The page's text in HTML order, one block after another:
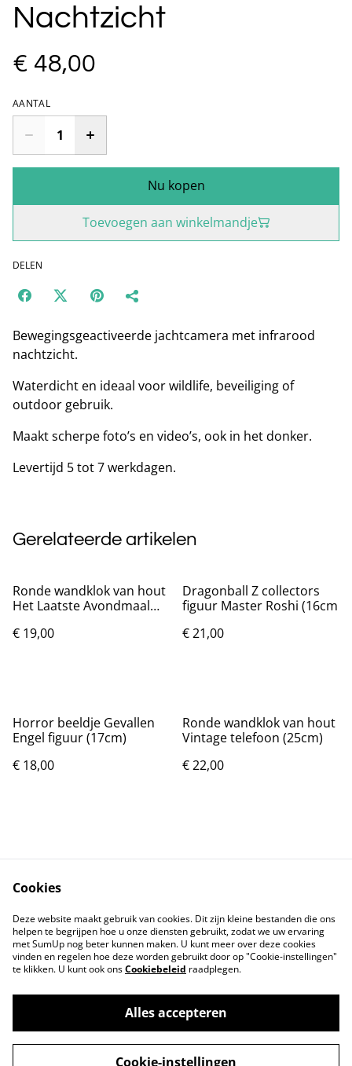
Nachtzicht
€ 48,00
AANTAL
Nu kopen
Toevoegen aan winkelmandje
DELEN
Bewegingsgeactiveerde jachtcamera met infrarood
nachtzicht.
Waterdicht en ideaal voor wildlife, beveiliging of
outdoor gebruik.
Maakt scherpe foto’s en video’s, ook in het donker.
Levertijd 5 tot 7 werkdagen.
Gerelateerde artikelen
Ronde wandklok van hout
Het Laatste Avondmaal
€ 19,00
Dragonball Z collectors
figuur Master Roshi (16cm
€ 21,00
Horror beeldje Gevallen
Engel figuur (17cm)
€ 18,00
Ronde wandklok van hout
Vintage telefoon (25cm)
€ 22,00
Contact
Voorwaarden
Privacybeleid
Cookiebeleid
©2026Markthuis Friesland
Cookies
Deze website maakt gebruik van cookies. Dit zijn kleine bestanden die ons
helpen te begrijpen hoe u onze diensten gebruikt, zodat we uw ervaring
met SumUp nog beter kunnen maken. U kunt meer over deze cookies
vinden en regelen hoe deze worden gebruikt door op "Cookie-instellingen"
te klikken. U kunt ook onsCookiebeleid raadplegen.
Alles accepteren
Cookie-instellingen